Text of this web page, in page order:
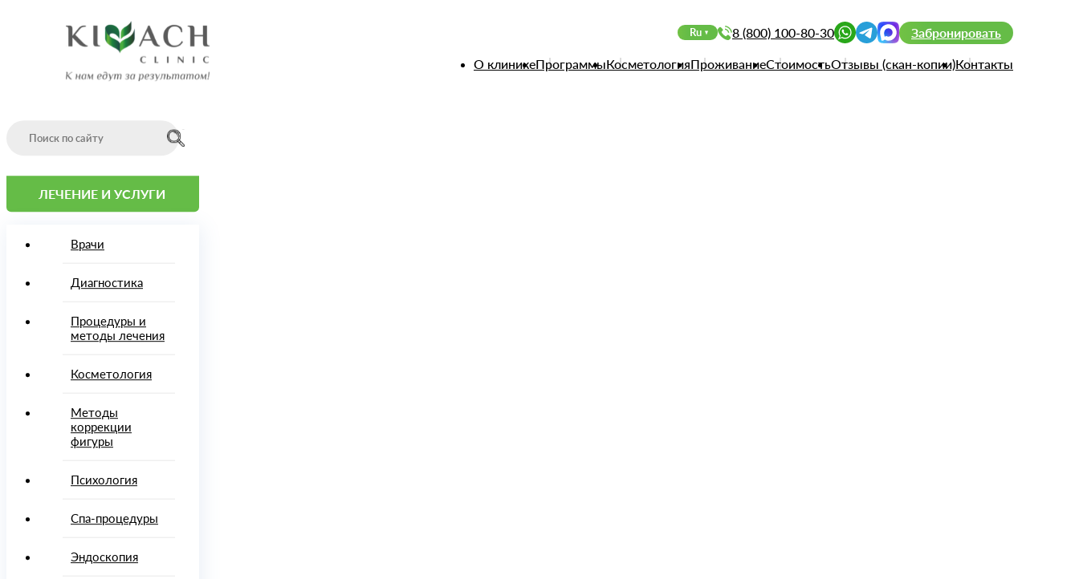
Ru 8 (800) 100-80-30 Забронировать
О клиникеПрограммыКосметологияПроживаниеСтоимостьОтзывы (скан-копии)Контакты
клинике
Стоимость
Отзывы
(скан-
version
Врачи
методы
Методы
Эндокринология
ЛЕЧЕНИЕ И УСЛУГИ
Врачи
Диагностика
Процедуры и
методы лечения
Косметология
Методы
коррекции
фигуры
Психология
Спа-процедуры
Эндоскопия